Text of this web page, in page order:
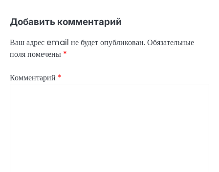
п
и
с
я
Добавить комментарий
Ваш адрес email не будет опубликован.Обязательные
поля помечены *
Комментарий *